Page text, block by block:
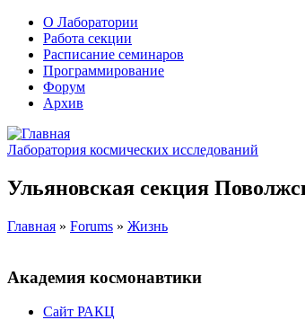
О Лаборатории
Работа секции
Расписание семинаров
Программирование
Форум
Архив
Лаборатория космических исследований
Ульяновская секция
Главная » Forums » Жизнь
Академия космонавтики
Сайт РАКЦ